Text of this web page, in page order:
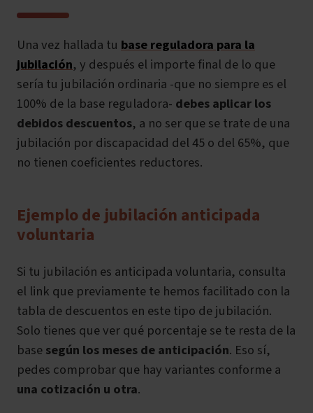
Una vez hallada tu base reguladora para la
jubilación, y después el importe final de lo que
sería tu jubilación ordinaria -que no siempre es el
100% de la base reguladora- debes aplicar los
debidos descuentos, a no ser que se trate de una
jubilación por discapacidad del 45 o del 65%, que
no tienen coeficientes reductores.
Ejemplo de jubilación anticipada
voluntaria
Si tu jubilación es anticipada voluntaria, consulta
el link que previamente te hemos facilitado con la
tabla de descuentos en este tipo de jubilación.
Solo tienes que ver qué porcentaje se te resta de la
basesegún los meses de anticipación. Eso sí,
pedes comprobar que hay variantes conforme a
una cotización u otra.